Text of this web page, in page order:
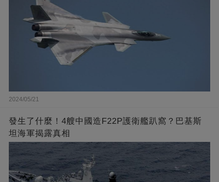
2024/05/21
發生了什麼！4艘中國造F22P護衛艦趴窩？巴基斯
坦海軍揭露真相